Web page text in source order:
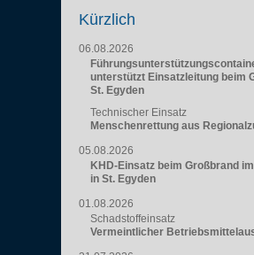
Kürzlich
06.08.2026
unterstützt Einsatzleitung beim
St. Egyden
Technischer Einsatz
Menschenrettung aus
05.08.2026
KHD-Einsatz beim Großbrand
in St. Egyden
01.08.2026
Schadstoffeinsatz
Vermeintlicher